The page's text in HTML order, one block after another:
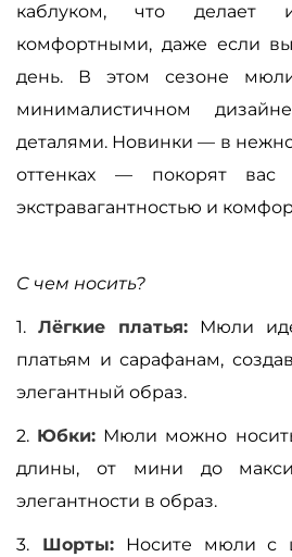
каблуком, что
комфортными, даже если
день. В этом сезоне
минималистичном
деталями. Новинки — в
оттенках — покорят вас
экстравагантностью и
С чем носить?
1. Лёгкие платья: Мюли
платьям и сарафанам,
элегантный образ.
2. Юбки: Мюли можно
длины, от мини до
элегантности в образ.
3. Шорты:Носите мюли с